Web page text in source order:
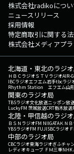
株式会社radikoにつ
ニュースリリース
採用情報
特定商取引に関する
株式会社メディアプ
北海道・東北のラジ
ＨＢＣラジオＳＴＶラジオAIR-
IBCラジオエフエム岩手tbcラジ
Rhythm Station エフエム山形
関東のラジオ局
TBSラジオ文化放送ニッポン放
LuckyFM 茨城放送CRT栃木放送
北陸・甲信越のラジ
ＢＳＮラジオFM NIIGATAＫＮ
YBSラジオFM FUJISBCラジオ
中部のラジオ局
CBCラジオ東海ラジオぎふチャ
レディオキューブ ＦＭ三重NHK